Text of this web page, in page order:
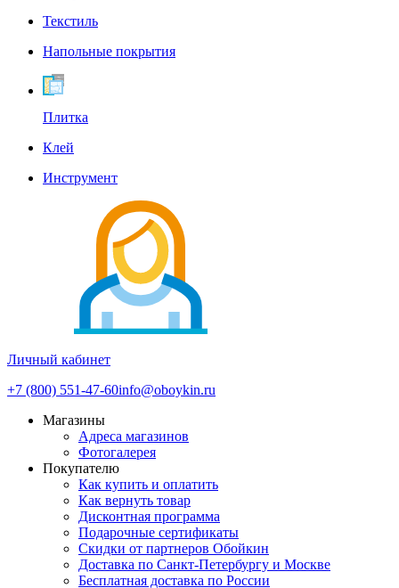
Текстиль
Напольные покрытия
Плитка
Клей
Инструмент
Личный кабинет
+7 (800) 551-47-60info@oboykin.ru
Магазины
Адреса магазинов
Фотогалерея
Покупателю
Как купить и оплатить
Как вернуть товар
Дисконтная программа
Подарочные сертификаты
Скидки от партнеров Обойкин
Доставка по Санкт-Петербургу и Москве
Бесплатная доставка по России